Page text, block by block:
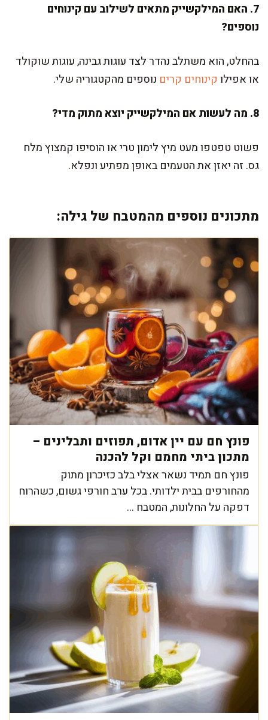
7. האם המילקשייק מתאים לשילוב עם קינוחים
נוספים?
בהחלט, הוא משתלב נהדר לצד עוגות גבינה, עוגות שוקולד
או אפילו קינוחים קרים נוספים מהקטגוריה שלי.
8. מה לעשות אם המילקשייק יוצא מתוק מדי?
פשוט טפטפו מעט מיץ לימון טרי או הוסיפו קמצוץ מלח
גס. זה יאזן את הטעמים באופן מפתיע ונפלא.
מתכונים נוספים מהמטבח של גילה:
פונץ חם עם יין אדום, תפוזים ותבלינים –
מתכון ביתי מחמם וקל להכנה
פונץ חם תמיד נשאר אצלי בלב כזיכרון מתוק
מהחורפים בבית ילדותי. בכל ערב חורפי גשום, כשהרוח
דפקה על החלונות, המטבח ...